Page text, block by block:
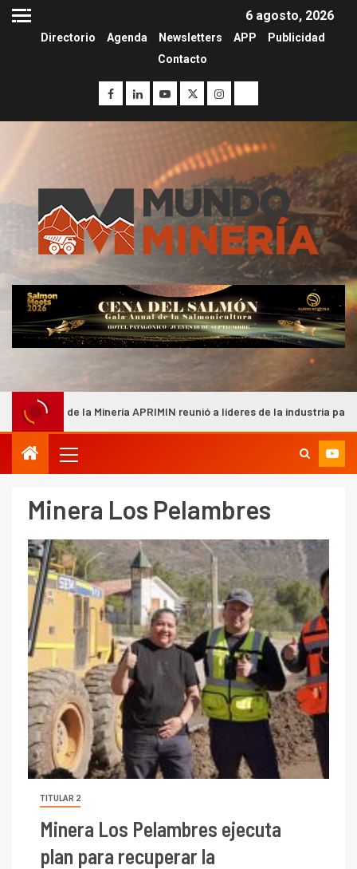
6 agosto, 2026
Directorio Agenda Newsletters APP
Publicidad
Contacto
APRIMIN reunió a líderes de la industria para analizar los desafíos de
Minera Los Pelambres
TITULAR 2
Minera Los Pelambres ejecuta
plan para recuperar la